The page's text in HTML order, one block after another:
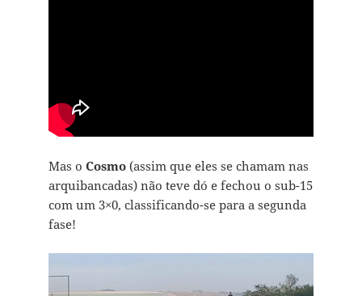
Mas o Cosmo(assim que eles se chamam nas
arquibancadas) não teve dó e fechou o sub-15
com um 3×0, classificando-se para a segunda
fase!